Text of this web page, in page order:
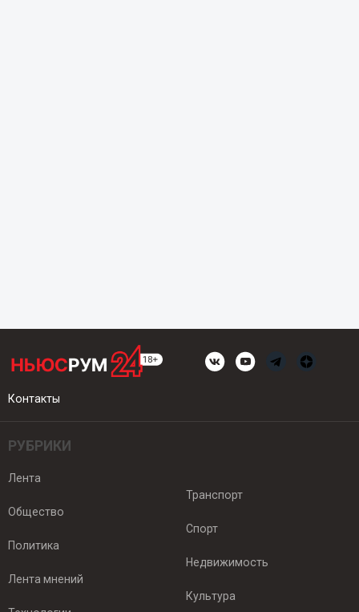
Контакты
РУБРИКИ
Лента
Общество
Политика
Лента мнений
Транспорт
Спорт
Недвижимость
Культура